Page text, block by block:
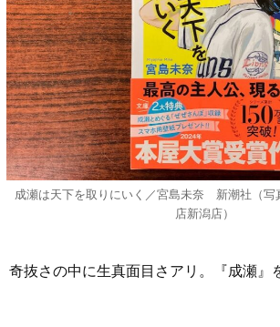
成瀬は天下を取りにいく／宮島未奈 新潮社（写
店新潟店）
奇抜さの中に生真面目さアリ。『成瀬』